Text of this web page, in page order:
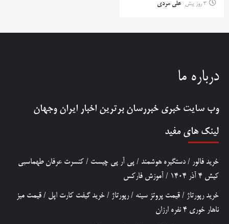
3 روز پیش
علی مردی
درباره ما
وب سایت خبری خبررسان برترین اخبار ایران وجهان
لینک های مفید
خرید فالور / دستگیره هوشمند / پی آر پی چیست / کنسرت عرفان طهماسبی
کیش 4 آذر 1404
/ آموزش فارکس
خرید رپورتاژ / قیمت پروتز سینه /رپورتاژ / خرید گیفت کارت اپل / قیمت میز
ناهار خوری 4 نفره ارزان